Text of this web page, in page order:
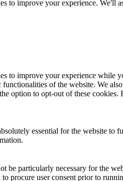
to improve your experience.
to improve your experience while
of the website. We
option to opt-out of these
essential for the website to
be particularly necessary for the
procure user consent prior to